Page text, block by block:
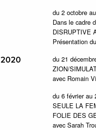
du 2 octobre
Dans le cadre
DISRUPTIVE
Présentation
2020
du 21
ZION/
avec Romain
du 6 février au
SEULE LA
FOLIE DES
avec Sarah